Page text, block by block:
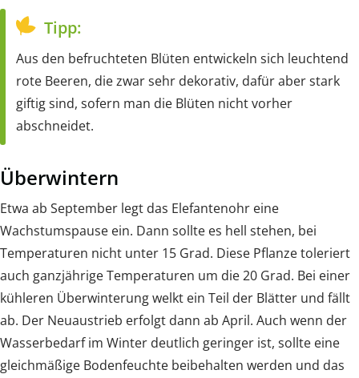
Tipp:
Aus den befruchteten Blüten entwickeln sich leuchtend
rote Beeren, die zwar sehr dekorativ, dafür aber stark
giftig sind, sofern man die Blüten nicht vorher
abschneidet.
Überwintern
Etwa ab September legt das Elefantenohr eine
Wachstumspause ein. Dann sollte es hell stehen, bei
Temperaturen nicht unter 15 Grad. Diese Pflanze toleriert
auch ganzjährige Temperaturen um die 20 Grad. Bei einer
kühleren Überwinterung welkt ein Teil der Blätter und fällt
ab. Der Neuaustrieb erfolgt dann ab April. Auch wenn der
Wasserbedarf im Winter deutlich geringer ist, sollte eine
gleichmäßige Bodenfeuchte beibehalten werden und das